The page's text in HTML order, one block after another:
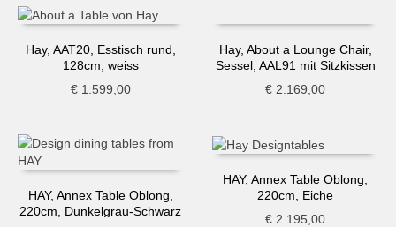
Hay, AAT20, Esstisch rund,
128cm, weiss
€1.599,00
Hay, About a Lounge Chair,
Sessel, AAL91 mit Sitzkissen
€ 2.169,00
HAY, Annex Table Oblong,
220cm, Dunkelgrau-Schwarz
HAY, Annex Table Oblong,
220cm, Eiche
€ 2.195,00